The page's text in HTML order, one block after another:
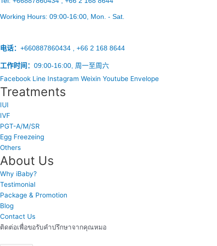
Working Hours: 09:00-16:00 , Mon. - Sat.
电话： +660887860434 , +66 2 168 8644
工作时间： 09:00-16:00, 周一至周六
Facebook Line Instagram Weixin Youtube Envelope
Treatments
IUI
IVF
PGT-A/M/SR
Egg Freezeing
Others
About Us
Why iBaby?
Testimonial
Package & Promotion
Blog
Contact Us
ติดต่อเพื่อขอรับคำปรึกษาจากคุณหมอ